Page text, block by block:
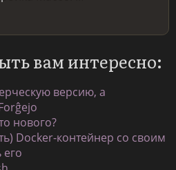
вам интересно:
версию, а
нового?
Docker-контейнер со своим
его